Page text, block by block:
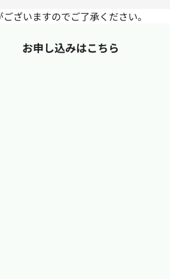
ざいますのでご了承ください。
お申し込みはこちら